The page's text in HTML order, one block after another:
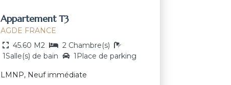
Appartement T3
AGDE FRANCE
45.60 M2
2 Chambre(s)
1Salle(s) de bain
1Place de parking
LMNP, Neuf immédiate